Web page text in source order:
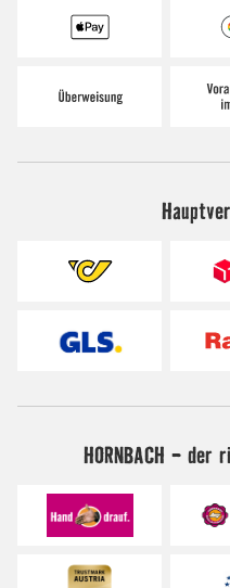
HORNBACH -